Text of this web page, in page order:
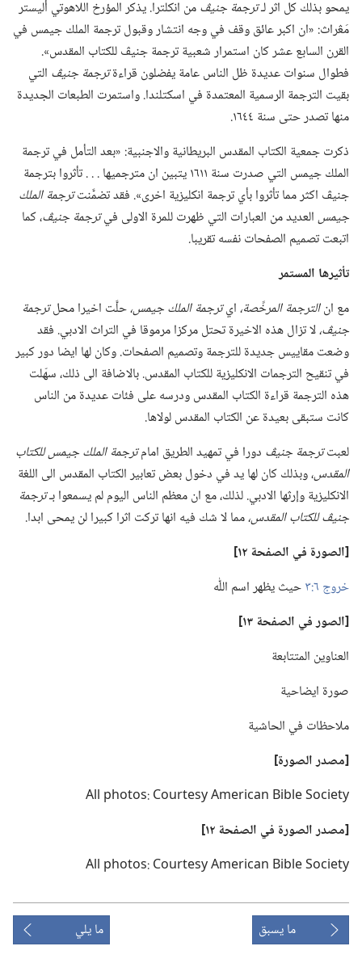
يمحو بذلك كل اثر لـ‍ترجمة جنيڤمن انكلترا.‏ يذكر المؤرخ اللاهوتي أليستر
مَڠراث:‏ «ان اكبر عائق وقف في وجه انتشار وقبول ترجمة الملك جيمس في
القرن السابع عشر كان استمرار شعبية ترجمة جنيڤ للكتاب المقدس».‏
فطوال سنوات عديدة ظل الناس عامة يفضلون قراءةترجمة جنيڤ التي
بقيت الترجمة الرسمية المعتمدة في اسكتلندا.‏ واستمرت الطبعات الجديدة
منها تصدر حتى سنة ١٦٤٤.‏
ذكرت جمعية الكتاب المقدس البريطانية والاجنبية:‏ «بعد التأمل في ترجمة
الملك جيمس التي صدرت سنة ١٦١١ يتبين ان مترجميها .‏ .‏ .‏ تأثروا بترجمة
جنيڤ اكثر مما تأثروا بأي ترجمة انكليزية اخرى».‏ فقد تضمَّنتترجمة الملك
جيمسالعديد من العبارات التي ظهرت للمرة الاولى فيترجمة جنيڤ‏،‏ كما
اتبعت تصميم الصفحات نفسه تقريبا‏.‏
تأثيرها المستمر
مع انالترجمة المرخَّصة،‏ايترجمة الملك جيمس،‏حلَّت اخيرا محلترجمة
جنيڤ،‏لا تزال هذه الاخيرة تحتل مركزا مرموقا في التراث الادبي.‏ فقد
وضعت مقاييس جديدة للترجمة وتصميم الصفحات.‏ وكان لها ايضا دور كبير
في تنقيح الترجمات الانكليزية للكتاب المقدس.‏ بالاضافة الى ذلك،‏ سهّلت
هذه الترجمة قراءة الكتاب المقدس ودرسه على فئات عديدة من الناس
كانت ستبقى بعيدة عن الكتاب المقدس لولاها.‏
لعبتترجمة جنيڤ دورا في تمهيد الطريق امامترجمة الملك جيمس للكتاب
المقدس‏،‏ وبذلك كان لها يد في دخول بعض تعابير الكتاب المقدس الى اللغة
الانكليزية وإرثها الادبي.‏ لذلك،‏ مع ان معظم الناس اليوم لم يسمعوا بـ‍ترجمة
جنيڤ للكتاب المقدس،‏مما لا شك فيه انها تركت اثرا كبيرا لن يمحى ابدا.‏
‏[الصورة في الصفحة ١٢]‏
خروج ٦:‏٣
حيث يظهر اسم اللّٰه
‏[الصورفي الصفحة ١٣]‏
العناوين المتتابعة
صورة ايضاحية
ملاحظات في الحاشية
‏[مصدر الصورة]‏
All photos: Courtesy American Bible Society
‏[مصدر الصورة في الصفحة ١٢]‏
All photos: Courtesy American Bible Society
ما يسبق ما يلي